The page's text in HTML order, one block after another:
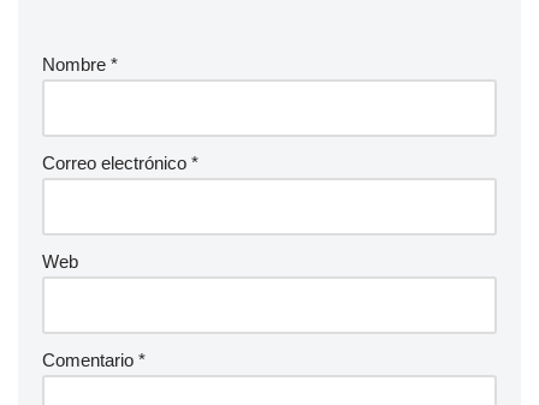
Nombre *
Correo electrónico *
Web
Comentario *